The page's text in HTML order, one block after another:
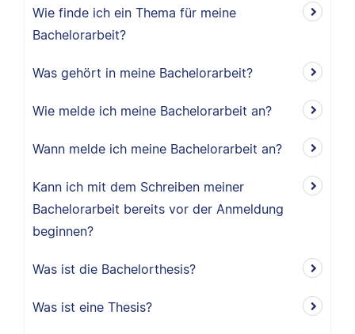
Wie finde ich ein Thema für meine
Bachelorarbeit?
Was gehört in meine Bachelorarbeit?
Wie melde ich meine Bachelorarbeit an?
Wann melde ich meine Bachelorarbeit an?
Kann ich mit dem Schreiben meiner
Bachelorarbeit bereits vor der Anmeldung
beginnen?
Was ist die Bachelorthesis?
Was ist eine Thesis?